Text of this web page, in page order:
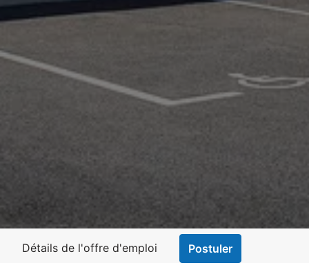
Détails de l'offre d'emploi Postuler